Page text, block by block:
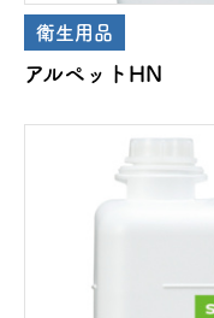
衛生用品
アルペットHN